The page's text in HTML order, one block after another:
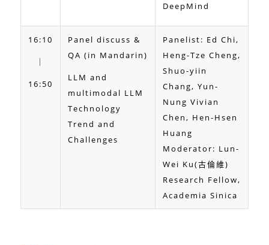
DeepMind
16:10
16:50
Panel discuss &
QA (in Mandarin)
LLM and
multimodal LLM
Technology
Trend and
Challenges
Panelist: Ed Chi,
Heng-Tze Cheng,
Shuo-yiin
Chang, Yun-
Nung Vivian
Chen, Hen-Hsen
Huang
Moderator: Lun-
Wei Ku(古倫維)
Research Fellow,
Academia Sinica